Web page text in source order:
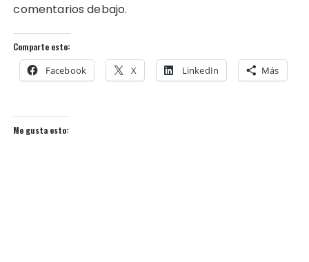
comentarios debajo.
Comparte esto:
Facebook X LinkedIn Más
Me gusta esto: